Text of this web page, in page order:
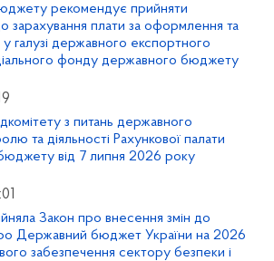
рекомендує прийняти
зарахування плати за оформлення та
галузі державного експортного
фонду державного бюджету
з питань державного
та діяльності Рахункової палати
бюджету від 7 липня 2026 року
Закон про внесення змін до
Державний бюджет України на 2026
забезпечення сектору безпеки і